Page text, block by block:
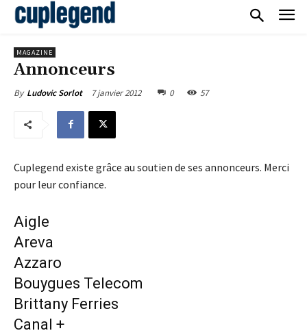
MAGAZINE
Annonceurs
By Ludovic Sorlot 7 janvier 2012 0 57
Cuplegend existe grâce au soutien de ses annonceurs. Merci
pour leur confiance.
Aigle
Areva
Azzaro
Bouygues Telecom
Brittany Ferries
Canal +